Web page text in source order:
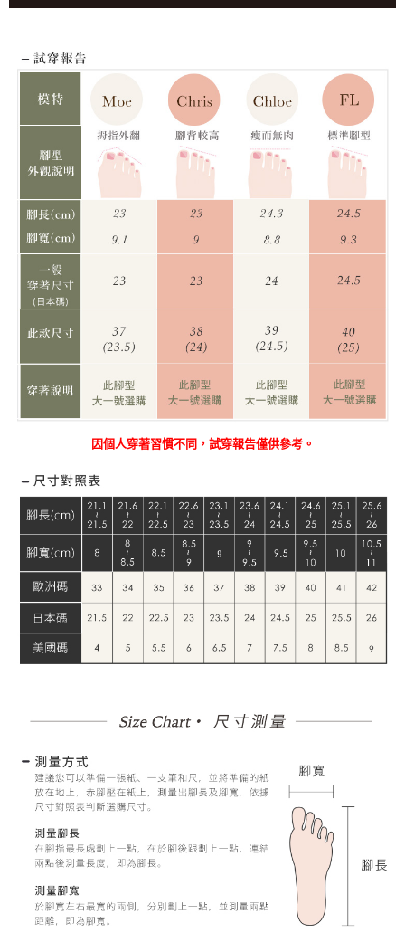
因個人穿著習慣不同，試穿報告僅供參考。